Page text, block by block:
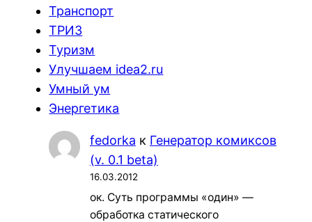
Транспорт
ТРИЗ
Туризм
Улучшаем idea2.ru
Умный ум
Энергетика
fedorka к Генератор комиксов
(v. 0.1 beta)
16.03.2012
ок. Суть программы «один» —
обработка статического